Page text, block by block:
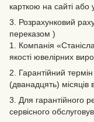
карткою на сайті
3. Розрахунковий
переказом )
1. Компанія
якості ювелірних
2. Гарантійний
(дванадцять) місяців
3. Для гарантійного
сервісного